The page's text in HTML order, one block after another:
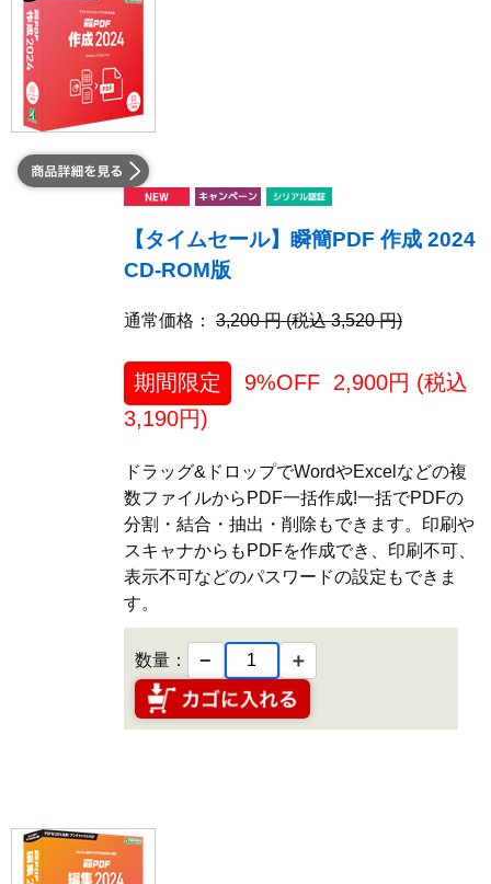
【タイムセール】瞬簡PDF 作成 2024
CD-ROM版
通常価格：3,200 円 (税込 3,520 円)
期間限定 9%OFF 2,900円 (税込
3,190円)
ドラッグ&ドロップでWordやExcelなどの複
数ファイルからPDF一括作成!一括でPDFの
分割・結合・抽出・削除もできます。印刷や
スキャナからもPDFを作成でき、印刷不可、
表示不可などのパスワードの設定もできま
す。
数量： − ＋